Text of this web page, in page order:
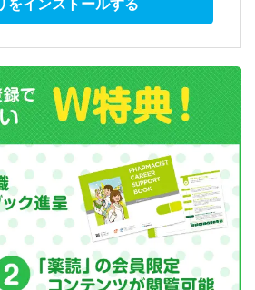
をインストールする